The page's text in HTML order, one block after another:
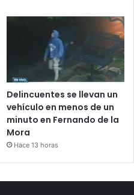
Delincuentes se llevan un
vehículo en menos de un
minuto en Fernando de la
Mora
Hace 13 horas